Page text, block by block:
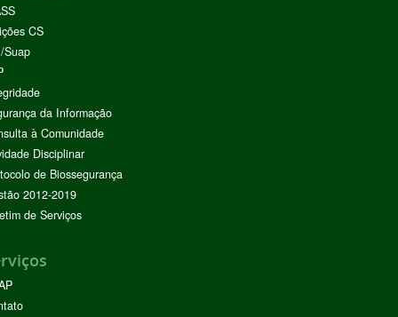
CS
Suap
da Informação
à Comunidade
Disciplinar
de Biossegurança
2012-2019
de Serviços